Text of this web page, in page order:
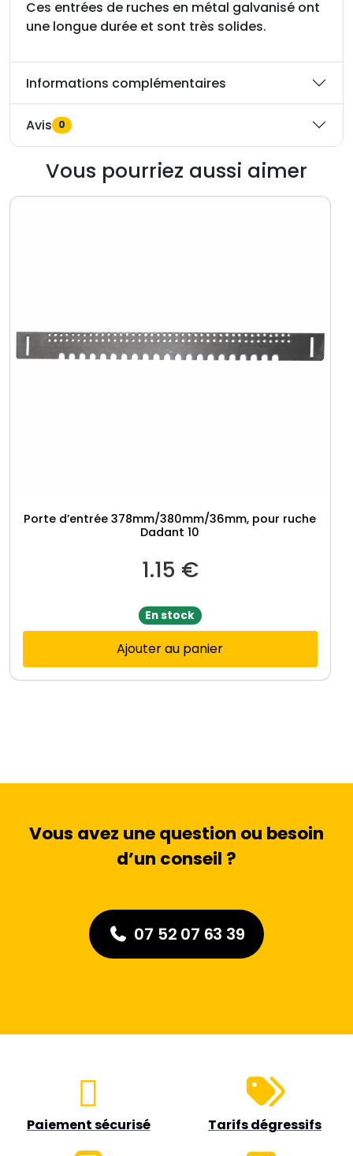
r
c
e
d
Ces entrées de ruches en métal galvanisé ont
une longue durée et sont très solides.
Informations complémentaires
Avis 0
Vous pourriez aussi aimer
Porte d’entrée 378mm/380mm/36mm, pour ruche
Dadant 10
1.15 €
En stock
Ajouter au panier
Vous avez une question ou besoin
d’un conseil ?
07 52 07 63 39
Paiement sécurisé Tarifs dégressifs